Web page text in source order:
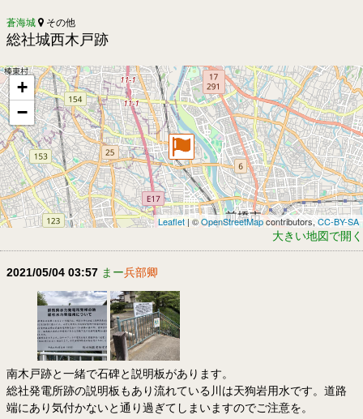
蒼海城 その他
総社城西木戸跡
+
−
Leaflet| ©OpenStreetMapcontributors, CC-BY-SA
大きい地図で開く
2021/05/04 03:57 まー兵部卿
南木戸跡と一緒で石碑と説明板があります。
総社発電所跡の説明板もあり流れている川は天狗岩用水です。道路
端にあり気付かないと通り過ぎてしまいますのでご注意を。